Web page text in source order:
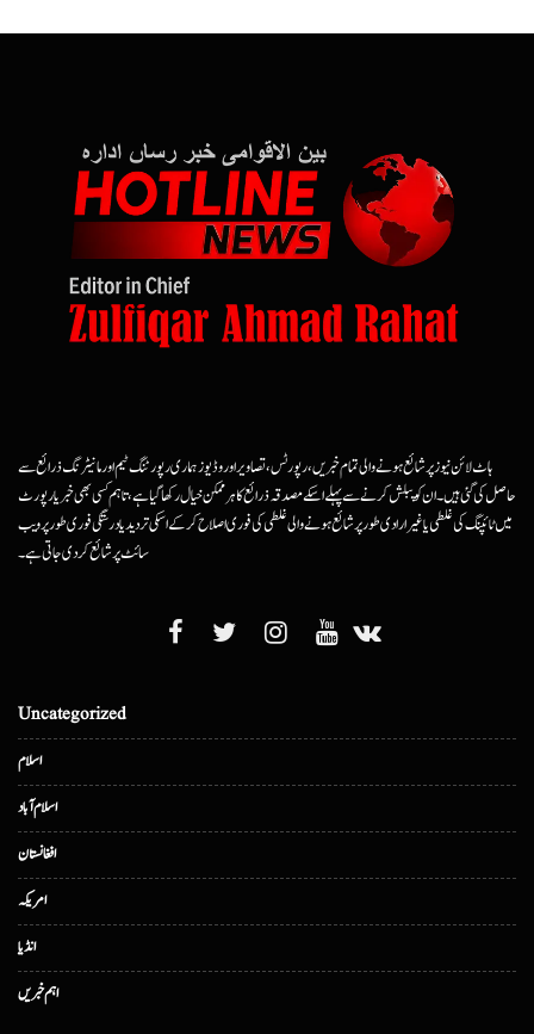
ہاٹ لائن نیوز پر شائع ہونے والی تمام خبریں، رپورٹس، تصاویر اور وڈیوز ہماری رپورٹنگ ٹیم اور مانیٹرنگ ذرائع سے
حاصل کی گئی ہیں۔ ان کو پبلش کرنے سے پہلے اسکے مصدقہ ذرائع کا ہرممکن خیال رکھا گیا ہے، تاہم کسی بھی خبر یا رپورٹ
میں ٹائپنگ کی غلطی یا غیرارادی طور پر شائع ہونے والی غلطی کی فوری اصلاح کرکے اسکی تردید یا درستگی فوری طور پر ویب
سائٹ پر شائع کردی جاتی ہے۔
Uncategorized
اسلام
اسلام آباد
افغانستان
امریکہ
انڈیا
اہم خبریں